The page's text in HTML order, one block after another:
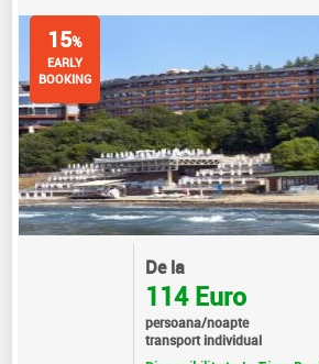
15%
EARLY
BOOKING
De la
114 Euro
persoana/noapte
transport individual